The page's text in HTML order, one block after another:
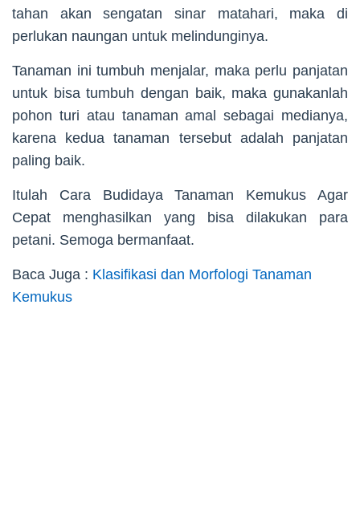
tahan akan sengatan sinar matahari, maka di
perlukan naungan untuk melindunginya.
Tanaman ini tumbuh menjalar, maka perlu panjatan
untuk bisa tumbuh dengan baik, maka gunakanlah
pohon turi atau tanaman amal sebagai medianya,
karena kedua tanaman tersebut adalah panjatan
paling baik.
Itulah Cara Budidaya Tanaman Kemukus Agar
Cepat menghasilkan yang bisa dilakukan para
petani. Semoga bermanfaat.
Baca Juga : Klasifikasi dan Morfologi Tanaman
Kemukus